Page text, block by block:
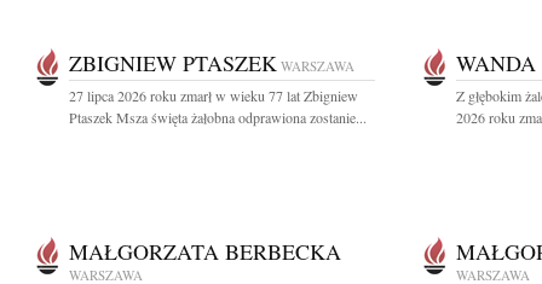
ZBIGNIEW PTASZEK WARSZAWA
27 lipca 2026 roku zmarł w wieku 77 lat Zbigniew
Ptaszek Msza święta żałobna odprawiona zostanie...
Z głębokim
2026 roku
MAŁGORZATA BERBECKA
WARSZAWA WARSZAWA